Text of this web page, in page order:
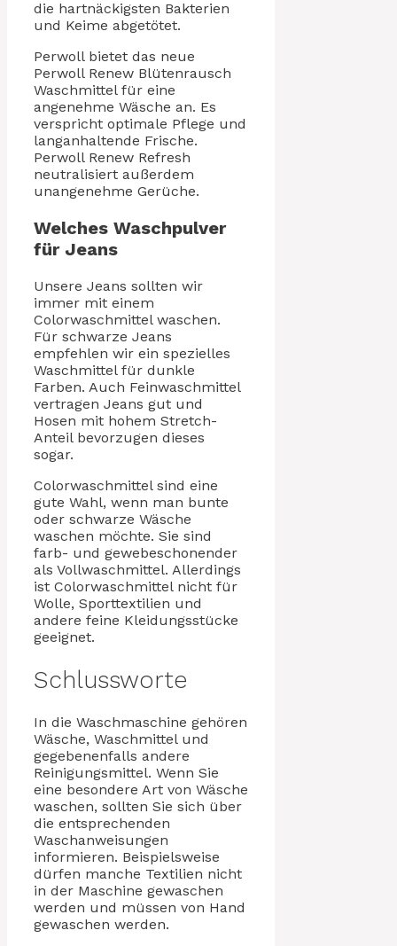
die hartnäckigsten Bakterien
und Keime abgetötet.
Perwoll bietet das neue
Perwoll Renew Blütenrausch
Waschmittel für eine
angenehme Wäsche an. Es
verspricht optimale Pflege und
langanhaltende Frische.
Perwoll Renew Refresh
neutralisiert außerdem
unangenehme Gerüche.
Welches Waschpulver
für Jeans
Unsere Jeans sollten wir
immer mit einem
Colorwaschmittel waschen.
Für schwarze Jeans
empfehlen wir ein spezielles
Waschmittel für dunkle
Farben. Auch Feinwaschmittel
vertragen Jeans gut und
Hosen mit hohem Stretch-
Anteil bevorzugen dieses
sogar.
Colorwaschmittel sind eine
gute Wahl, wenn man bunte
oder schwarze Wäsche
waschen möchte. Sie sind
farb- und gewebeschonender
als Vollwaschmittel. Allerdings
ist Colorwaschmittel nicht für
Wolle, Sporttextilien und
andere feine Kleidungsstücke
geeignet.
Schlussworte
In die Waschmaschine gehören
Wäsche, Waschmittel und
gegebenenfalls andere
Reinigungsmittel. Wenn Sie
eine besondere Art von Wäsche
waschen, sollten Sie sich über
die entsprechenden
Waschanweisungen
informieren. Beispielsweise
dürfen manche Textilien nicht
in der Maschine gewaschen
werden und müssen von Hand
gewaschen werden.